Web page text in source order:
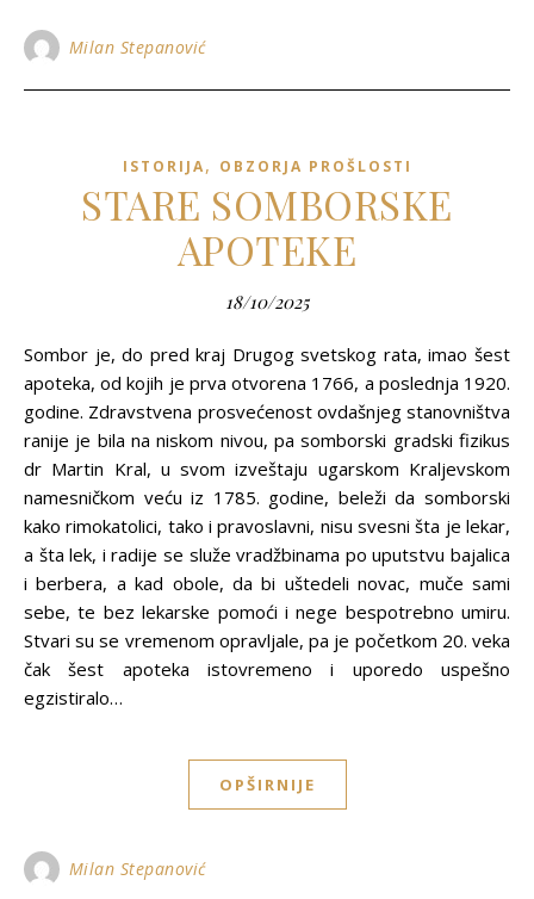
Milan Stepanović
ISTORIJA, OBZORJA PROŠLOSTI
STARE SOMBORSKE
APOTEKE
18/10/2025
Sombor je, do pred kraj Drugog svetskog rata, imao šest
apoteka, od kojih je prva otvorena 1766, a poslednja 1920.
godine. Zdravstvena prosvećenost ovdašnjeg stanovništva
ranije je bila na niskom nivou, pa somborski gradski fizikus
dr Martin Kral, u svom izveštaju ugarskom Kraljevskom
namesničkom veću iz 1785. godine, beleži da somborski
kako rimokatolici, tako i pravoslavni, nisu svesni šta je lekar,
a šta lek, i radije se služe vradžbinama po uputstvu bajalica
i berbera, a kad obole, da bi uštedeli novac, muče sami
sebe, te bez lekarske pomoći i nege bespotrebno umiru.
Stvari su se vremenom opravljale, pa je početkom 20. veka
čak šest apoteka istovremeno i uporedo uspešno
egzistiralo…
OPŠIRNIJE
Milan Stepanović